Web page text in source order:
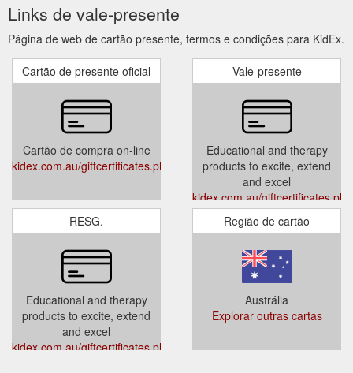
Links de vale-presente
Página de web de cartão presente, termos e condições para KidEx.
Cartão de presente oficial
Cartão de compra on-line
kidex.com.au/giftcertificates.php
Vale-presente
Educational and therapy
products to excite, extend
and excel
kidex.com.au/giftcertificates.php
RESG.
Educational and therapy
products to excite, extend
and excel
kidex.com.au/giftcertificates.php?
Região de cartão
Austrália
Explorar outras cartas